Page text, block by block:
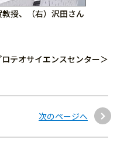
教授、（右）沢田さん
ロテオサイエンスセンター＞
次のページへ